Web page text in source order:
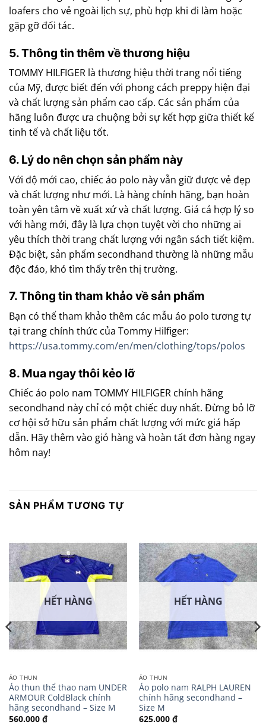
loafers cho vẻ ngoài lịch sự, phù hợp khi đi làm hoặc
gặp gỡ đối tác.
5. Thông tin thêm về thương hiệu
TOMMY HILFIGER là thương hiệu thời trang nổi tiếng
của Mỹ, được biết đến với phong cách preppy hiện đại
và chất lượng sản phẩm cao cấp. Các sản phẩm của
hãng luôn được ưa chuộng bởi sự kết hợp giữa thiết kế
tinh tế và chất liệu tốt.
6. Lý do nên chọn sản phẩm này
Với độ mới cao, chiếc áo polo này vẫn giữ được vẻ đẹp
và chất lượng như mới. Là hàng chính hãng, bạn hoàn
toàn yên tâm về xuất xứ và chất lượng. Giá cả hợp lý so
với hàng mới, đây là lựa chọn tuyệt vời cho những ai
yêu thích thời trang chất lượng với ngân sách tiết kiệm.
Đặc biệt, sản phẩm secondhand thường là những mẫu
độc đáo, khó tìm thấy trên thị trường.
7. Thông tin tham khảo về sản phẩm
Bạn có thể tham khảo thêm các mẫu áo polo tương tự
tại trang chính thức của Tommy Hilfiger:
https://usa.tommy.com/en/men/clothing/tops/polos
8. Mua ngay thôi kẻo lỡ
Chiếc áo polo nam TOMMY HILFIGER chính hãng
secondhand này chỉ có một chiếc duy nhất. Đừng bỏ lỡ
cơ hội sở hữu sản phẩm chất lượng với mức giá hấp
dẫn. Hãy thêm vào giỏ hàng và hoàn tất đơn hàng ngay
hôm nay!
SẢN PHẨM TƯƠNG TỰ
HẾT HÀNG
ÁO THUN
Áo thun thể thao nam UNDER
ARMOUR ColdBlack chính
hãng secondhand – Size M
560.000 ₫
HẾT HÀNG
ÁO THUN
Áo polo nam RALPH LAUREN
chính hãng secondhand –
Size M
625.000 ₫